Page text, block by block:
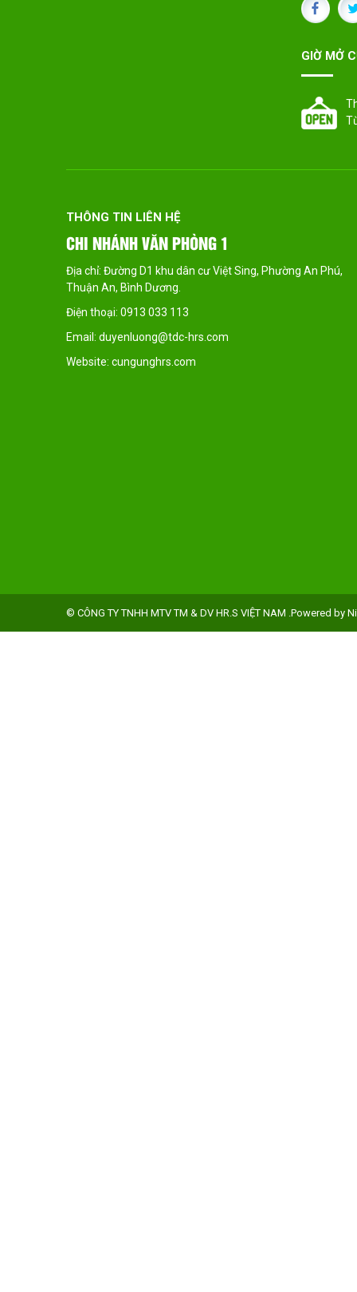
GIỜ MỞ
THÔNG TIN LIÊN HỆ
CHI NHÁNH VĂN PHÒNG 2
Địa chỉ: Đường 29, KCN Vsip IIA , X. Vĩnh Tân, Huyện Tân
Uyên, Bình Dương
Điện thoại: 0913 033 113
Email: duyenluong@tdc-hrs.com
Website: cungunghrs.com
© CÔNG TY TNHH MTV TM & DV HR.S VIỆT NAM .Powered by